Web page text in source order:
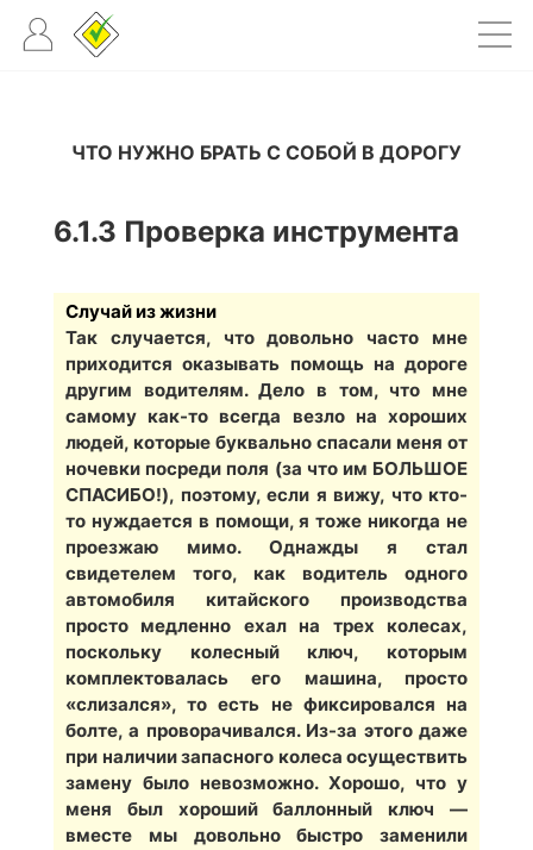
ЧТО НУЖНО БРАТЬ С СОБОЙ В ДОРОГУ
6.1.3 Проверка инструмента
Случай из жизни
Так случается, что довольно часто мне
приходится оказывать помощь на дороге
другим водителям. Дело в том, что мне
самому как-то всегда везло на хороших
людей, которые буквально спасали меня от
ночевки посреди поля (за что им БОЛЬШОЕ
СПАСИБО!), поэтому, если я вижу, что кто-
то нуждается в помощи, я тоже никогда не
проезжаю мимо. Однажды я стал
свидетелем того, как водитель одного
автомобиля китайского производства
просто медленно ехал на трех колесах,
поскольку колесный ключ, которым
комплектовалась его машина, просто
«слизался», то есть не фиксировался на
болте, а проворачивался. Из-за этого даже
при наличии запасного колеса осуществить
замену было невозможно. Хорошо, что у
меня был хороший баллонный ключ —
вместе мы довольно быстро заменили